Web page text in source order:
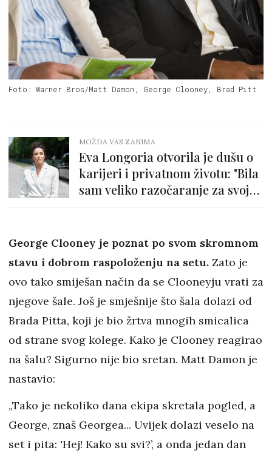
Foto: Warner Bros/Matt Damon, George Clooney, Brad Pitt
MOŽDA VAS ZANIMA
Eva Longoria otvorila je dušu o
karijeri i privatnom životu: "Bila
sam veliko razočaranje za svoju
George Clooney je poznat po svom skromnom
stavu i dobrom raspoloženju na setu. Zato je
ovo tako smiješan način da se Clooneyju vrati za
njegove šale. Još je smješnije što šala dolazi od
Brada Pitta, koji je bio žrtva mnogih smicalica
od strane svog kolege. Kako je Clooney reagirao
na šalu? Sigurno nije bio sretan. Matt Damon je
nastavio:
„Tako je nekoliko dana ekipa skretala pogled, a
George, znaš Georgea... Uvijek dolazi veselo na
set i pita: 'Hej! Kako su svi?’, a onda jedan dan